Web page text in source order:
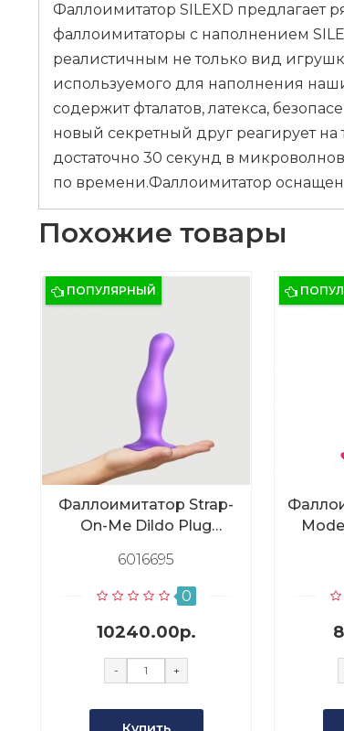
Фаллоимитатор SILEXD предлагает
фаллоимитаторы с наполнением
реалистичным не только вид
используемого для наполнения
содержит фталатов, латекса,
новый секретный друг реагирует
достаточно 30 секунд в
по времени.Фаллоимитатор
Похожие товары
ПОПУЛЯРНЫЙ
Фаллоимитатор Strap-
On-Me Dildo Plug
металлик L, 16,5 см
6016695
0
10240.00р.
- +